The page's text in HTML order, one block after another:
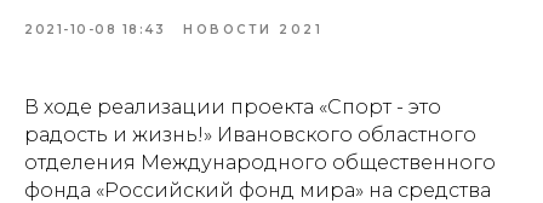
2021-10-08 18:43 НОВОСТИ 2021
В ходе реализации проекта «Спорт - это
радость и жизнь!» Ивановского областного
отделения Международного общественного
фонда «Российский фонд мира» на средства